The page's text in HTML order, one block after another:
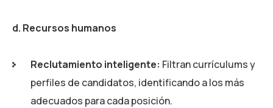
d. Recursos humanos
Reclutamiento inteligente: Filtran currículums y
perfiles de candidatos, identificando a los más
adecuados para cada posición.